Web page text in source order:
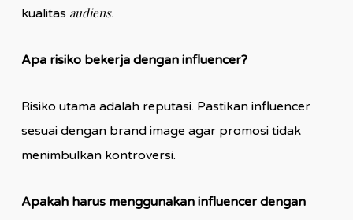
kualitas audiens.
Apa risiko bekerja dengan influencer?
Risiko utama adalah reputasi. Pastikan influencer
sesuai dengan brand image agar promosi tidak
menimbulkan kontroversi.
Apakah harus menggunakan influencer dengan